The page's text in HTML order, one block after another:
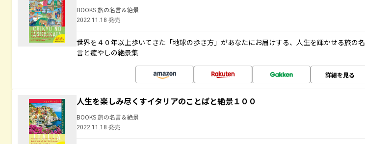
BOOKS 旅の名言＆絶景
2022.11.18 発売
世界を４０年以上歩いてきた「地球の歩き方」があなたにお届けする、人生を輝かせる旅の名
言と癒やしの絶景集
詳細を見る
人生を楽しみ尽くすイタリアのことばと絶景１００
BOOKS 旅の名言＆絶景
2022.11.18 発売